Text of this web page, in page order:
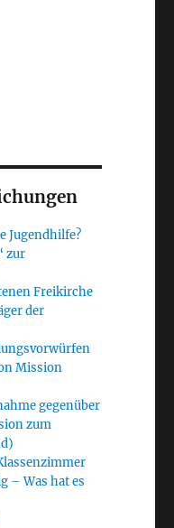
Jugendhilfe?
zur
Freikirche
der
Mission
gegenüber
zum
– Was hat es